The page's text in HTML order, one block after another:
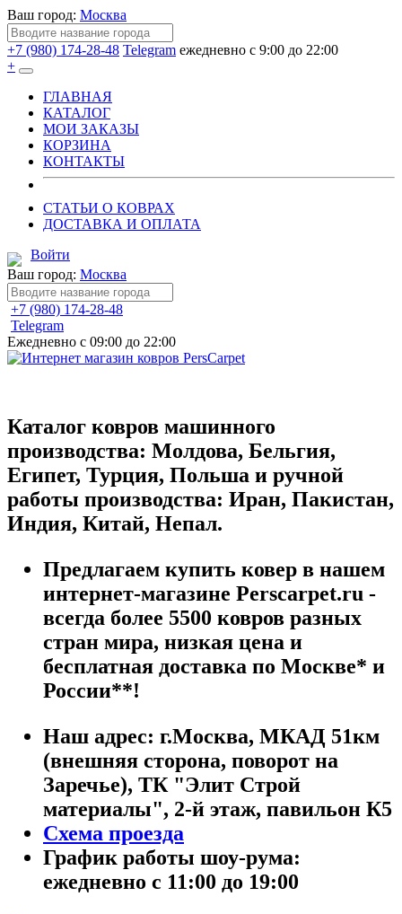
Ваш город: Москва
+7 (980) 174-28-48 Telegram ежедневно с 9:00 до 22:00
+
ГЛАВНАЯ
КАТАЛОГ
МОИ ЗАКАЗЫ
КОРЗИНА
КОНТАКТЫ
СТАТЬИ О КОВРАХ
ДОСТАВКА И ОПЛАТА
Войти
Ваш город: Москва
+7 (980) 174-28-48
Telegram
Ежедневно с 09:00 до 22:00
Каталог ковров машинного
производства: Молдова, Бельгия,
Египет, Турция, Польша и ручной
работы производства: Иран, Пакистан,
Индия, Китай, Непал.
Предлагаем купить ковер в нашем
интернет-магазине Perscarpet.ru -
всегда более 5500 ковров разных
стран мира, низкая цена и
бесплатная доставка по Москве* и
России**!
Наш адрес: г.Москва, МКАД 51км
(внешняя сторона, поворот на
Заречье), ТК "Элит Строй
материалы", 2-й этаж, павильон К5
Схема проезда
График работы шоу-рума:
ежедневно с 11:00 до 19:00